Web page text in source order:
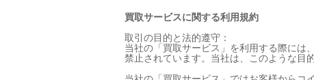
買取サービスに関する利用規約
取引の目的と法的遵守：
当社の「買取サービス」を利用する際には
禁止されています。当社は、このような目